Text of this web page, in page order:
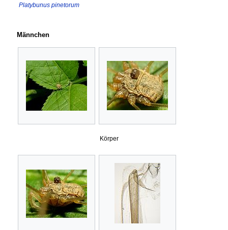
Platybunus pinetorum
Männchen
Körper